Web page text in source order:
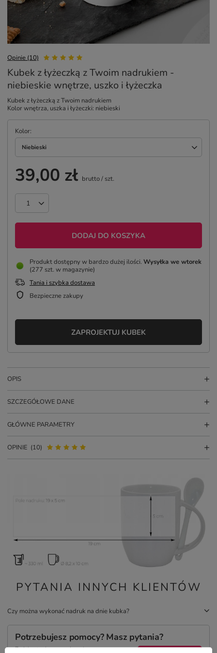
Opinie (10)
Kubek z łyżeczką z Twoim nadrukiem -
niebieskie wnętrze, uszko i łyżeczka
Kubek z łyżeczką z Twoim nadrukiem
Kolor wnętrza, uszka i łyżeczki: niebieski
Kolor
Niebieski
39,00 zł brutto/ szt.
DODAJ DO KOSZYKA
Produkt dostępny w bardzo dużej ilości Wysyłka we wtorek
(277 szt. w magazynie)
Tania i szybka dostawa
Bezpieczne zakupy
ZAPROJEKTUJ KUBEK
OPIS
SZCZEGÓŁOWE DANE
GŁÓWNE PARAMETRY
OPINIE (10)
PYTANIA INNYCH KLIENTÓW
Czy można wykonać nadruk na dnie kubka?
Potrzebujesz pomocy? Masz pytania?
Zadaj pytanie a my odpowiemy